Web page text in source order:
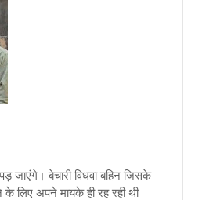
जाएंगे। बेचारी विधवा बहिन जिसके
लिए अपने मायके ही रह रही थी